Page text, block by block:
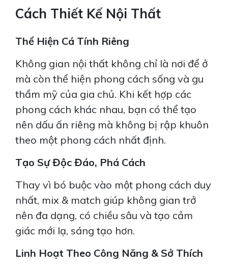
Cách Thiết Kế Nội Thất
Thể Hiện Cá Tính Riêng
Không gian nội thất không chỉ là nơi để ở
mà còn thể hiện phong cách sống và gu
thẩm mỹ của gia chủ. Khi kết hợp các
phong cách khác nhau, bạn có thể tạo
nên dấu ấn riêng mà không bị rập khuôn
theo một phong cách nhất định.
Tạo Sự Độc Đáo, Phá Cách
Thay vì bó buộc vào một phong cách duy
nhất, mix & match giúp không gian trở
nên đa dạng, có chiều sâu và tạo cảm
giác mới lạ, sáng tạo hơn.
Linh Hoạt Theo Công Năng & Sở Thích